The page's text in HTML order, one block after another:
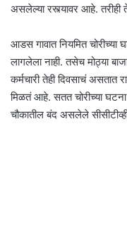
असलेल्या रस्त्यावर आहे.
आडस गावात नियमित
लागलेला नाही. तसेच मोठ्या
कर्मचारी तेही दिवसाचं असतात
मिळतं आहे. सतत चोरीच्या
चौकातील बंद असलेले